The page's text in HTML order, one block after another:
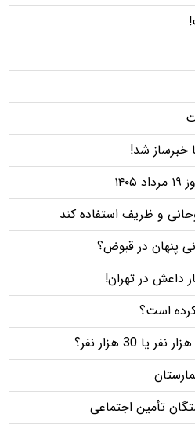
خبرساز شد!
و ظریف استفاده کند
پنهان در قبوض؟
داعش در تهران!
است؟
تأمین اجتماعی